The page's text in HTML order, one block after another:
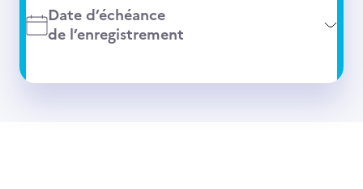
Date d’échéance
de l’enregistrement